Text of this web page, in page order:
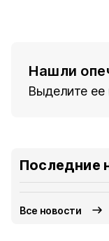
Нашли
Выделите
Последние
Все новости